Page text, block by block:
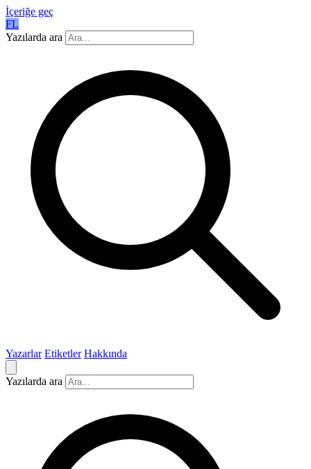
İçeriğe geç
FL
Yazılarda ara
Yazarlar Etiketler Hakkında
Yazılarda ara